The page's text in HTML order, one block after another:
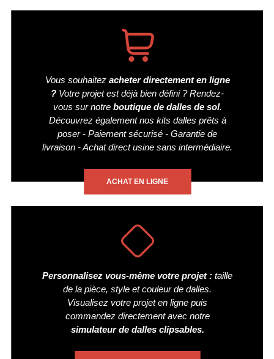
Vous souhaitez acheter directement en ligne
? Votre projet est déjà bien défini ? Rendez-
vous sur notre boutique de dalles de sol.
Découvrez également nos kits dalles prêts à
poser - Paiement sécurisé - Garantie de
livraison - Achat direct usine sans intermédiaire.
ACHAT EN LIGNE
Personnalisez vous-même votre projet : taille
de la pièce, style et couleur de dalles.
Visualisez votre projet en ligne puis
commandez directement avec notre
simulateur de dalles clipsables.